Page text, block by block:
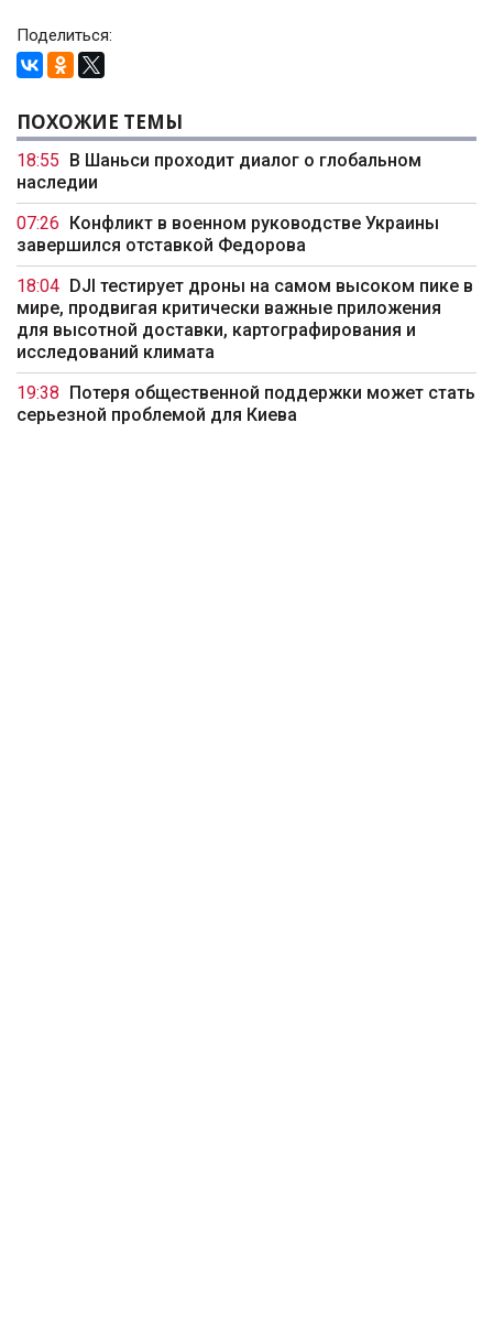
Поделиться:
ПОХОЖИЕ ТЕМЫ
18:55
В Шаньси проходит диалог о глобальном
наследии
07:26
Конфликт в военном руководстве Украины
завершился отставкой Федорова
18:04
DJI тестирует дроны на самом высоком пике в
мире, продвигая критически важные приложения
для высотной доставки, картографирования и
исследований климата
19:38
Потеря общественной поддержки может стать
серьезной проблемой для Киева